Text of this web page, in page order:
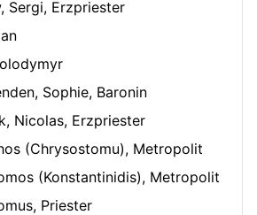
Sergi, Erzpriester
Sophie, Baronin
Nicolas, Erzpriester
(Chrysostomu), Metropolit
(Konstantinidis), Metropolit
Priester